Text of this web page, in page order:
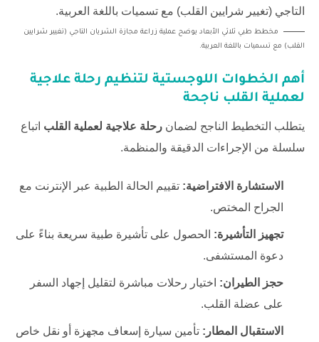
مخطط طبي ثلاثي الأبعاد يوضح عملية زراعة مجازة الشريان التاجي (تغيير شرايين
القلب) مع تسميات باللغة العربية.
أهم الخطوات اللوجستية لتنظيم رحلة علاجية
لعملية القلب ناجحة
يتطلب التخطيط الناجح لضمان رحلة علاجية لعملية القلب اتباع
سلسلة من الإجراءات الدقيقة والمنظمة.
الاستشارة الافتراضية: تقييم الحالة الطبية عبر الإنترنت مع
الجراح المختص.
تجهيز التأشيرة: الحصول على تأشيرة طبية سريعة بناءً على
دعوة المستشفى.
حجز الطيران: اختيار رحلات مباشرة لتقليل إجهاد السفر
على عضلة القلب.
الاستقبال المطار: تأمين سيارة إسعاف مجهزة أو نقل خاص